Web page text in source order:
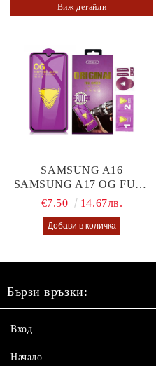
Виж детайли
SAMSUNG A16
SAMSUNG A17 OG FULL
GLUE GLASS
€7.50 14.67лв.
Бързи връзки:
Вход
Начало